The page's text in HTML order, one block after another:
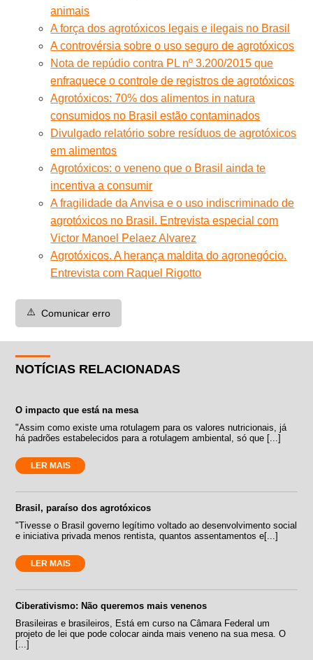
animais
A força dos agrotóxicos legais e ilegais no Brasil
A controvérsia sobre o uso seguro de agrotóxicos
Nota de repúdio contra PL nº 3.200/2015 que
enfraquece o controle de registros de agrotóxicos
Agrotóxicos: 70% dos alimentos in natura
consumidos no Brasil estão contaminados
Divulgado relatório sobre resíduos de agrotóxicos
em alimentos
Agrotóxicos: o veneno que o Brasil ainda te
incentiva a consumir
A fragilidade da Anvisa e o uso indiscriminado de
agrotóxicos no Brasil. Entrevista especial com
Victor Manoel Pelaez Alvarez
Agrotóxicos. A herança maldita do agronegócio.
Entrevista com Raquel Rigotto
⚠️ Comunicar erro
NOTÍCIAS RELACIONADAS
O impacto que está na mesa
"Assim como existe uma rotulagem para os valores nutricionais, já
há padrões estabelecidos para a rotulagem ambiental, só que [...]
LER MAIS
Brasil, paraíso dos agrotóxicos
"Tivesse o Brasil governo legítimo voltado ao desenvolvimento social
e iniciativa privada menos rentista, quantos assentamentos e[...]
LER MAIS
Ciberativismo: Não queremos mais venenos
Brasileiras e brasileiros, Está em curso na Câmara Federal um
projeto de lei que pode colocar ainda mais veneno na sua mesa. O
[...]